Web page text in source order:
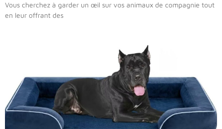
Vous cherchez à garder un œil sur vos animaux de compagnie tout
en leur offrant des